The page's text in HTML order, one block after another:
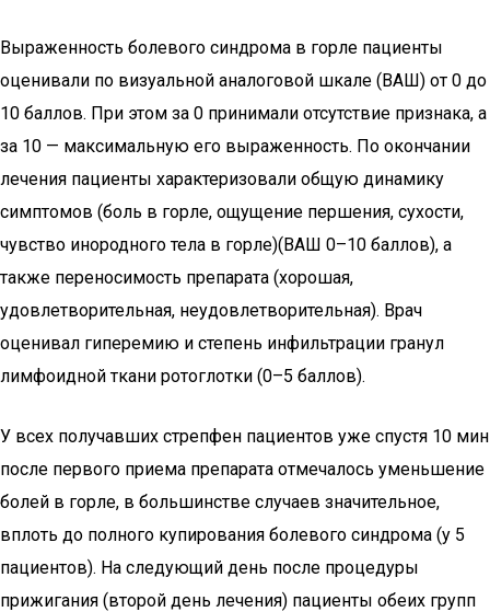
Выраженность болевого синдрома в горле пациенты
оценивали по визуальной аналоговой шкале (ВАШ) от 0 до
10 баллов. При этом за 0 принимали отсутствие признака, а
за 10 — максимальную его выраженность. По окончании
лечения пациенты характеризовали общую динамику
симптомов (боль в горле, ощущение першения, сухости,
чувство инородного тела в горле)(ВАШ 0–10 баллов), а
также переносимость препарата (хорошая,
удовлетворительная, неудовлетворительная). Врач
оценивал гиперемию и степень инфильтрации гранул
лимфоидной ткани ротоглотки (0–5 баллов).
У всех получавших стрепфен пациентов уже спустя 10 мин
после первого приема препарата отмечалось уменьшение
болей в горле, в большинстве случаев значительное,
вплоть до полного купирования болевого синдрома (у 5
пациентов). На следующий день после процедуры
прижигания (второй день лечения) пациенты обеих групп